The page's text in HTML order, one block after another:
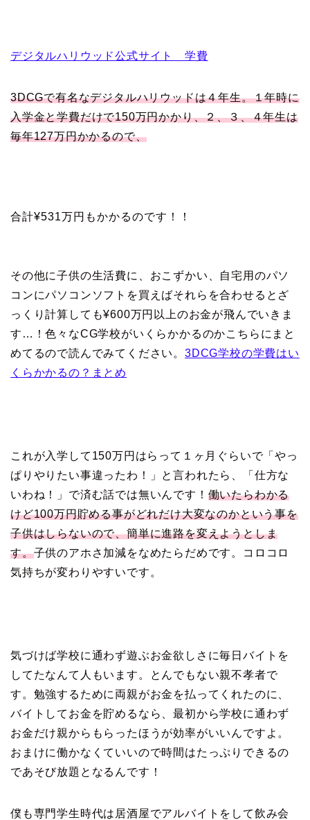
デジタルハリウッド公式サイト 学費
3DCGで有名なデジタルハリウッドは４年生。１年時に
入学金と学費だけで150万円かかり、２、３、４年生は
毎年127万円かかるので、
合計¥531万円もかかるのです！！
その他に子供の生活費に、おこずかい、自宅用のパソ
コンにパソコンソフトを買えばそれらを合わせるとざ
っくり計算しても¥600万円以上のお金が飛んでいきま
す…！色々なCG学校がいくらかかるのかこちらにまと
めてるので読んでみてください。3DCG学校の学費はい
くらかかるの？まとめ
これが入学して150万円はらって１ヶ月ぐらいで「やっ
ぱりやりたい事違ったわ！
」と言われたら、「仕方な
いわね！」で済む話では無いんです！ 働いたらわかる
けど100万円貯める事がどれだけ大変なのかという事を
子供はしらないので、簡単に進路を変えようとしま
す。子供のアホさ加減をなめたらだめです。コロコロ
気持ちが変わりやすいです。
気づけば学校に通わず遊ぶお金欲しさに毎日バイトを
してたなんて人もいます。とんでもない親不孝者で
す。勉強するために両親がお金を払ってくれたのに、
バイトしてお金を貯めるなら、最初から学校に通わず
お金だけ親からもらったほうが効率がいいんですよ。
おまけに働かなくていいので時間はたっぷりできるの
であそび放題となるんです！
僕も専門学生時代は居酒屋でアルバイトをして飲み会